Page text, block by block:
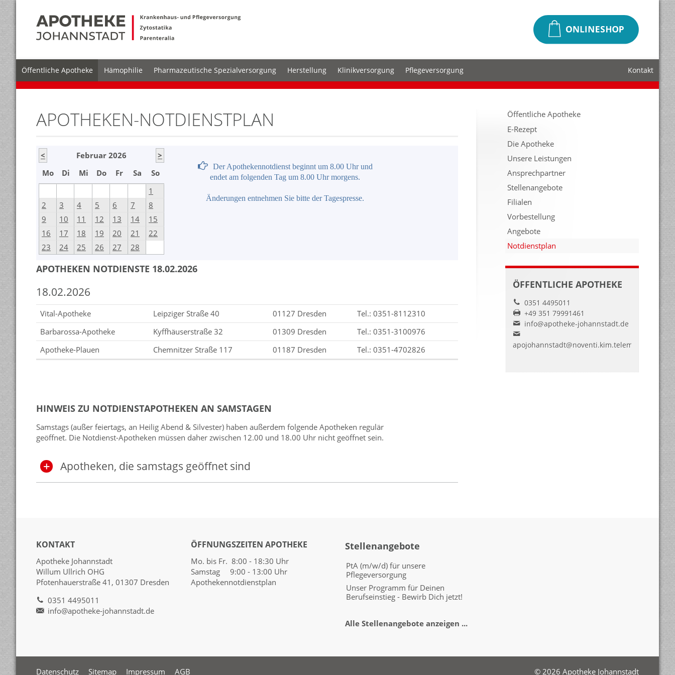
Öffentliche Apotheke Hämophilie Pharmazeutische Spezialversorgung Herstellung Klinikversorgung Pflegeversorgung Kontakt
APOTHEKEN-NOTDIENSTPLAN
< Februar 2026
>
Mo
Di Mi Do Fr Sa
So
1
2
3 4 5 6 7
8
9
10 11 12 13 14
15
16
17 18 19 20 21
22
23
24 25 26 27 28
Der Apothekennotdienst beginnt um 8.00 Uhr und
endet am folgenden Tag um 8.00 Uhr morgens.
Änderungen entnehmen Sie bitte der Tagespresse.
APOTHEKEN NOTDIENSTE 18.02.2026
18.02.2026
Vital-Apotheke Leipziger Straße 40 01127 Dresden
Tel.: 0351-8112310
Barbarossa-Apotheke
Kyffhäuserstraße 32 01309 Dresden
Tel.: 0351-3100976
Apotheke-Plauen
Chemnitzer Straße 117 01187 Dresden Tel.: 0351-4702826
HINWEIS ZU NOTDIENSTAPOTHEKEN AN SAMSTAGEN
Samstags (außer feiertags, an Heilig Abend & Silvester) haben außerdem folgende Apotheken regulär
geöffnet. Die Notdienst-Apotheken müssen daher zwischen 12.00 und 18.00 Uhr nicht geöffnet sein.
Apotheken, die samstags geöffnet sind
Öffentliche Apotheke
E-Rezept
Die Apotheke
Unsere Leistungen
Ansprechpartner
Stellenangebote
Filialen
Vorbestellung
Angebote
Notdienstplan
ÖFFENTLICHE APOTHEKE
0351 4495011
+49 351 79991461
info@apotheke-johannstadt.de
apojohannstadt@noventi.kim.telematik
KONTAKT
Apotheke Johannstadt
Willum Ullrich OHG
Pfotenhauerstraße 41, 01307 Dresden
0351 4495011
info@apotheke-johannstadt.de
ÖFFNUNGSZEITEN APOTHEKE
Mo. bis Fr. 8:00 - 18:30 Uhr
Samstag 9:00 - 13:00 Uhr
Apothekennotdienstplan
Stellenangebote
PtA (m/w/d) für unsere
Pflegeversorgung
Unser Programm für Deinen
Berufseinstieg - Bewirb Dich jetzt!
Alle Stellenangebote anzeigen ...
Datenschutz Sitemap Impressum AGB © 2026 Apotheke Johannstadt